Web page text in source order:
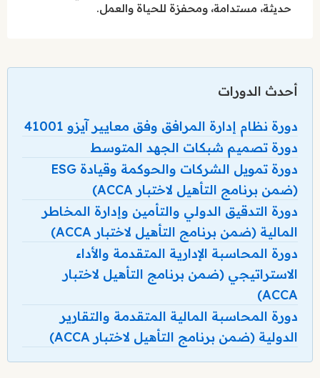
حديثة، مستدامة، ومحفزة للحياة والعمل.
أحدث الدورات
دورة نظام إدارة المرافق وفق معايير آيزو 41001
دورة تصميم شبكات الجهد المتوسط
دورة تمويل الشركات والحوكمة وقيادة ESG
(ضمن برنامج التأهيل لاختبار ACCA)
دورة التدقيق الدولي والتأمين وإدارة المخاطر
المالية (ضمن برنامج التأهيل لاختبار ACCA)
دورة المحاسبة الإدارية المتقدمة والأداء
الاستراتيجي (ضمن برنامج التأهيل لاختبار
ACCA)
دورة المحاسبة المالية المتقدمة والتقارير
الدولية (ضمن برنامج التأهيل لاختبار ACCA)